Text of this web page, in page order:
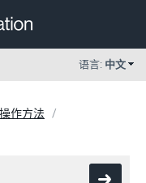
语言: 中文
作方法